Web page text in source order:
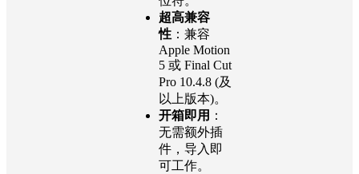
超高兼容
性 ：兼容
Apple Motion
5 或 Final Cut
Pro 10.4.8 (及
以上版本)。
开箱即用 ：
无需额外插
件，导入即
可工作。